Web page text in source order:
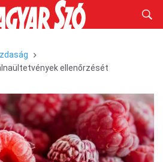
ellenőrzését